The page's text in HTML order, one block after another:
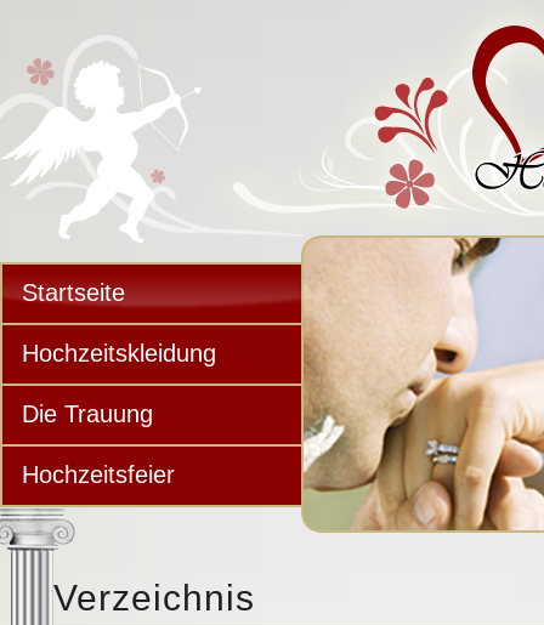
Startseite
Hochzeitskleidung
Die Trauung
Hochzeitsfeier
Verzeichnis